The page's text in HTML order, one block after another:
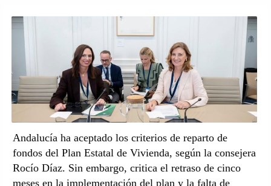
Andalucía ha aceptado los criterios de reparto de
fondos del Plan Estatal de Vivienda, según la consejera
Rocío Díaz. Sin embargo, critica el retraso de cinco
meses en la implementación del plan y la falta de